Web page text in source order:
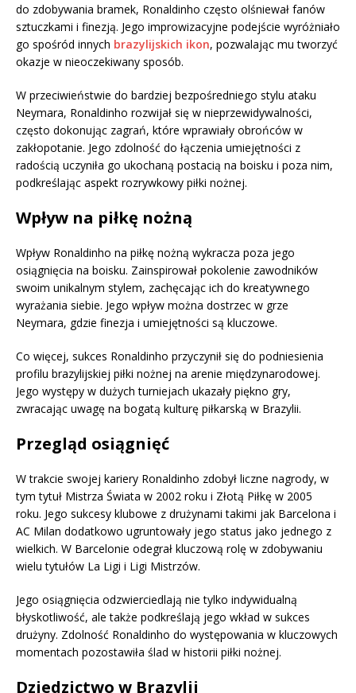
do zdobywania bramek, Ronaldinho często olśniewał fanów
sztuczkami i finezją. Jego improwizacyjne podejście wyróżniało
go spośród innych brazylijskich ikon, pozwalając mu tworzyć
okazje w nieoczekiwany sposób.
W przeciwieństwie do bardziej bezpośredniego stylu ataku
Neymara, Ronaldinho rozwijał się w nieprzewidywalności,
często dokonując zagrań, które wprawiały obrońców w
zakłopotanie. Jego zdolność do łączenia umiejętności z
radością uczyniła go ukochaną postacią na boisku i poza nim,
podkreślając aspekt rozrywkowy piłki nożnej.
Wpływ na piłkę nożną
Wpływ Ronaldinho na piłkę nożną wykracza poza jego
osiągnięcia na boisku. Zainspirował pokolenie zawodników
swoim unikalnym stylem, zachęcając ich do kreatywnego
wyrażania siebie. Jego wpływ można dostrzec w grze
Neymara, gdzie finezja i umiejętności są kluczowe.
Co więcej, sukces Ronaldinho przyczynił się do podniesienia
profilu brazylijskiej piłki nożnej na arenie międzynarodowej.
Jego występy w dużych turniejach ukazały piękno gry,
zwracając uwagę na bogatą kulturę piłkarską w Brazylii.
Przegląd osiągnięć
W trakcie swojej kariery Ronaldinho zdobył liczne nagrody, w
tym tytuł Mistrza Świata w 2002 roku i Złotą Piłkę w 2005
roku. Jego sukcesy klubowe z drużynami takimi jak Barcelona i
AC Milan dodatkowo ugruntowały jego status jako jednego z
wielkich. W Barcelonie odegrał kluczową rolę w zdobywaniu
wielu tytułów La Ligi i Ligi Mistrzów.
Jego osiągnięcia odzwierciedlają nie tylko indywidualną
błyskotliwość, ale także podkreślają jego wkład w sukces
drużyny. Zdolność Ronaldinho do występowania w kluczowych
momentach pozostawiła ślad w historii piłki nożnej.
Dziedzictwo w Brazylii